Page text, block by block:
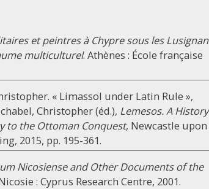
et peintres à Chypre sous les Lusignan
multiculturel. Athènes : École française
« Limassol under Latin Rule »,
Christopher (éd.), Lemesos. A History
to the Ottoman Conquest, Newcastle upon
2015, pp. 195-361.
Nicosiense and Other Documents of the
: Cyprus Research Centre, 2001.